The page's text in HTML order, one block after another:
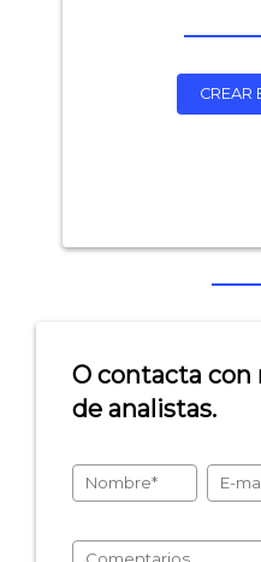
CREAR
O contacta
de analistas.